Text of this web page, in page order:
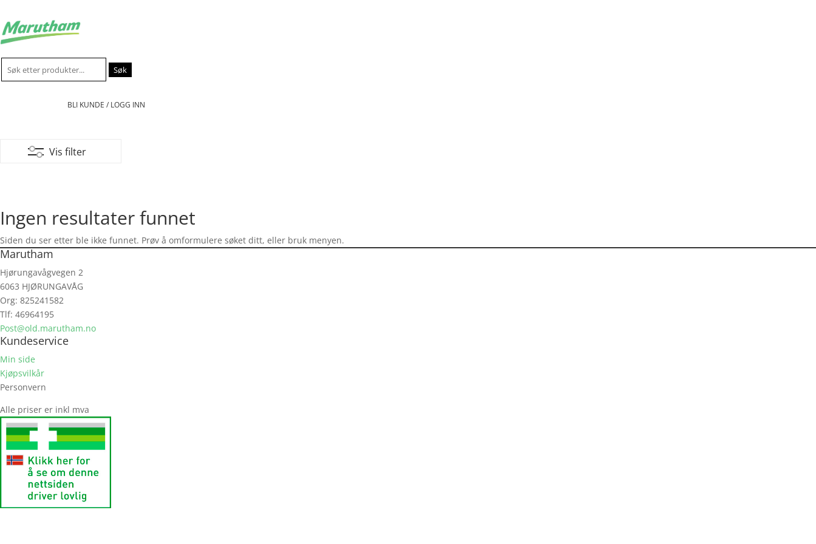
etter:
BLI KUNDE / LOGG INN
Vis filter
Ingen resultater funnet
Siden du ser etter ble ikke funnet. Prøv å omformulere søket ditt, eller bruk menyen.
Marutham
Hjørungavågvegen 2
6063 HJØRUNGAVÅG
Org: 825241582
Tlf: 46964195
Post@old.marutham.no
Kundeservice
Min side
Kjøpsvilkår
Personvern
Alle priser er inkl mva